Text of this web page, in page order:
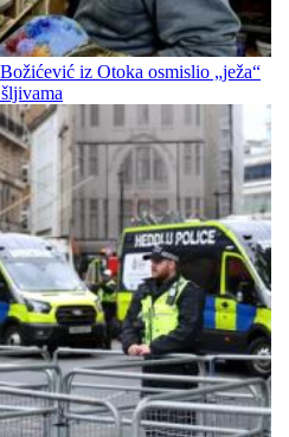
iz Otoka osmislio „ježa“